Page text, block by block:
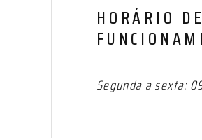
HORÁRIO DE
Segunda a sexta: